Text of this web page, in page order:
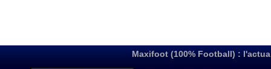
Maxifoot (100% Football) :